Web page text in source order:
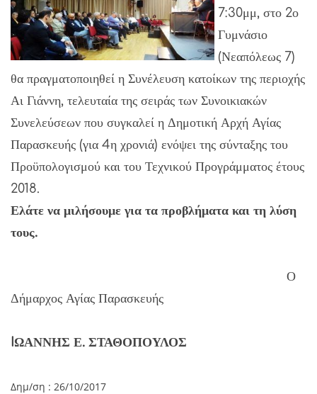
7:30μμ, στο 2ο
Γυμνάσιο
(Νεαπόλεως 7)
θα πραγματοποιηθεί η Συνέλευση κατοίκων της περιοχής
Αι Γιάννη, τελευταία της σειράς των Συνοικιακών
Συνελεύσεων που συγκαλεί η Δημοτική Αρχή Αγίας
Παρασκευής (για 4η χρονιά) ενόψει της σύνταξης του
Προϋπολογισμού και του Τεχνικού Προγράμματος έτους
2018.
Ελάτε να μιλήσουμε για τα προβλήματα και τη λύση
τους.
Ο
Δήμαρχος Αγίας Παρασκευής
IΩΑΝΝΗΣ Ε. ΣΤΑΘΟΠΟΥΛΟΣ
Δημ/ση : 26/10/2017